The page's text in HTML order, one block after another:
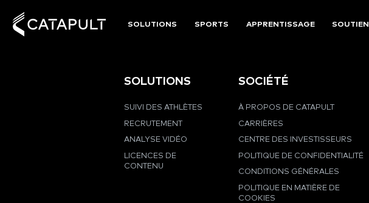
SOLUTIONS SPORTS APPRENTISSAGE SOUTIEN
SOLUTIONS
SUIVI DES ATHLÈTES
RECRUTEMENT
ANALYSE VIDÉO
LICENCES DE
CONTENU
SOCIÉTÉ
À PROPOS DE CATAPULT
CARRIÈRES
CENTRE DES INVESTISSEURS
POLITIQUE DE CONFIDENTIALITÉ
CONDITIONS GÉNÉRALES
POLITIQUE EN MATIÈRE DE
COOKIES